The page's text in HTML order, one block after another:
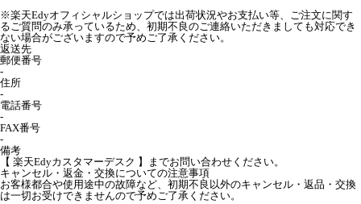
※楽天Edyオフィシャルショップでは出荷状況やお支払い等、ご注文に関す
るご質問のみ承っているため、初期不良のご連絡いただきましても対応でき
ない場合がございますので予めご了承ください。
返送先
郵便番号
-
住所
-
電話番号
-
FAX番号
-
備考
【 楽天Edyカスタマーデスク 】までお問い合わせください。
キャンセル・返金・交換についての注意事項
お客様都合や使用途中の故障など、初期不良以外のキャンセル・返品・交換
は一切お受けできませんので予めご了承ください。